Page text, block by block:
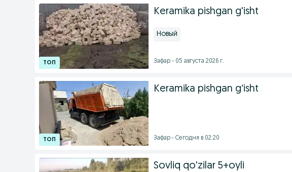
Keramika pishgan g'isht
Новый
Зафар - 05 августа 2026 г.
Keramika pishgan gʻisht
Зафар - Сегодня в 02:20
Sovliq qo'zilar 5+oyli